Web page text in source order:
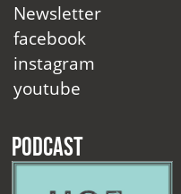
Newsletter
facebook
instagram
youtube
Podcast